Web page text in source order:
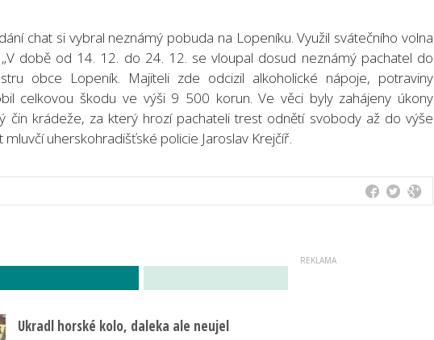
chat si vybral neznámý pobuda na Lopeníku. Využil svátečního volna
době od 14. 12. do 24. 12. se vloupal dosud neznámý pachatel do
obce Lopeník. Majiteli zde odcizil alkoholické nápoje, potraviny
celkovou škodu ve výši 9 500 korun. Ve věci byly zahájeny úkony
čin krádeže, za který hrozí pachateli trest odnětí svobody až do výše
mluvčí uherskohradišťské policie Jaroslav Krejčíř.
Ukradl horské kolo, daleka ale neujel